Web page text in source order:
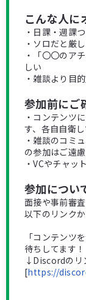
こんな人に
・日課・週課
・ソロだと厳
・「〇〇のア
しい
・雑談より目
参加前にご
・コンテンツ
す、各自自衛
・雑談のコミ
の参加はご遠
・VCやチャッ
参加につい
面接や事前審
以下のリンク
「コンテンツ
待ちしてます！
↓Discordのリ
[https://